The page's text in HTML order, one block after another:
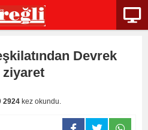
Devrek
ziyaret
2924 kez okundu.